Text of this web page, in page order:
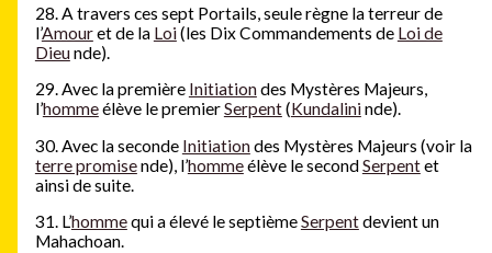
28. A travers ces sept Portails, seule règne la terreur de
l’Amouret de la Loi(les Dix Commandements de Loi de
Dieunde).
29. Avec la première Initiationdes Mystères Majeurs,
l’hommeélève le premierSerpent(Kundalininde).
30. Avec la seconde Initiationdes Mystères Majeurs (voir la
terre promisende), l’hommeélève le secondSerpentet
ainsi de suite.
31. L’hommequi a élevé le septièmeSerpentdevient un
Mahachoan.